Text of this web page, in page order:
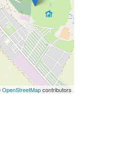
OpenStreetMapcontributors